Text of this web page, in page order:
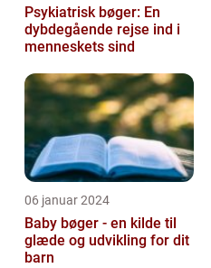
Psykiatrisk bøger: En
dybdegående rejse ind i
menneskets sind
06 januar 2024
Baby bøger - en kilde til
glæde og udvikling for dit
barn